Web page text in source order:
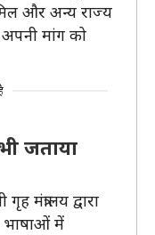
और अन्य राज्य
अपनी मांग को
जताया
गृह मंत्रालय द्वारा
भाषाओं में